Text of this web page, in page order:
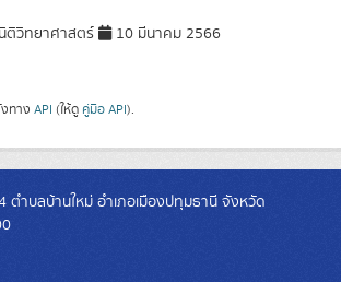
ติวิทยาศาสตร์ 10 มีนาคม 2566
ทาง API (ให้ดู คู่มือ API).
ตำบลบ้านใหม่ อำเภอเมืองปทุมธานี จังหวัด